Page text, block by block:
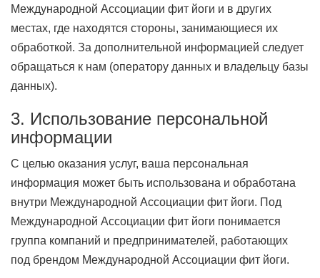
Международной Ассоциации фит йоги и в других
местах, где находятся стороны, занимающиеся их
обработкой. За дополнительной информацией следует
обращаться к нам (оператору данных и владельцу базы
данных).
3. Использование персональной
информации
С целью оказания услуг, ваша персональная
информация может быть использована и обработана
внутри Международной Ассоциации фит йоги. Под
Международной Ассоциации фит йоги понимается
группа компаний и предпринимателей, работающих
под брендом Международной Ассоциации фит йоги.